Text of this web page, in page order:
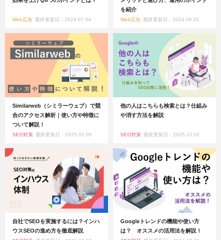
Web広告 最終更新日：2024.07.04
を紹介
Web広告 最終更新日：2024.06.21
Similarweb（シミラーウェブ）で競
合のアクセス解析｜使い方や特徴に
ついて解説！
SEO対策 最終更新日：2025.02.05
他の人はこちらも検索とは？仕組み
や消す方法を解説
SEO対策 最終更新日：2025.12.02
自社でSEOを実施するには？インハ
ウスSEOの進め方を徹底解説
Googleトレンドの機能や使い方
は？ オススメの活用法を解説！